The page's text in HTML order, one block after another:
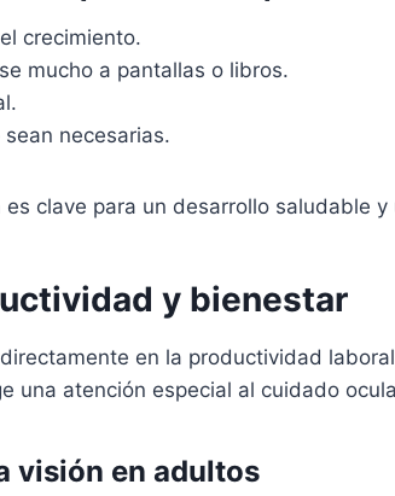
crecimiento.
mucho a pantallas o libros.
necesarias.
clave para un desarrollo saludable
y bienestar
en la productividad
una atención especial al cuidado
visión en adultos